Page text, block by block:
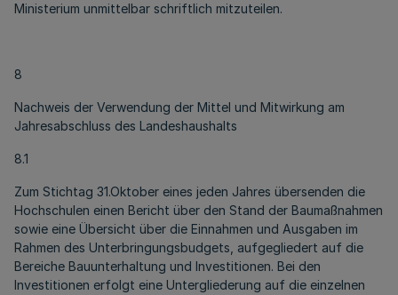
Ministerium unmittelbar schriftlich mitzuteilen.
8
Nachweis der Verwendung der Mittel und Mitwirkung am
Jahresabschluss des Landeshaushalts
8.1
Zum Stichtag 31.Oktober eines jeden Jahres übersenden die
Hochschulen einen Bericht über den Stand der Baumaßnahmen
sowie eine Übersicht über die Einnahmen und Ausgaben im
Rahmen des Unterbringungsbudgets, aufgegliedert auf die
Bereiche Bauunterhaltung und Investitionen. Bei den
Investitionen erfolgt eine Untergliederung auf die einzelnen